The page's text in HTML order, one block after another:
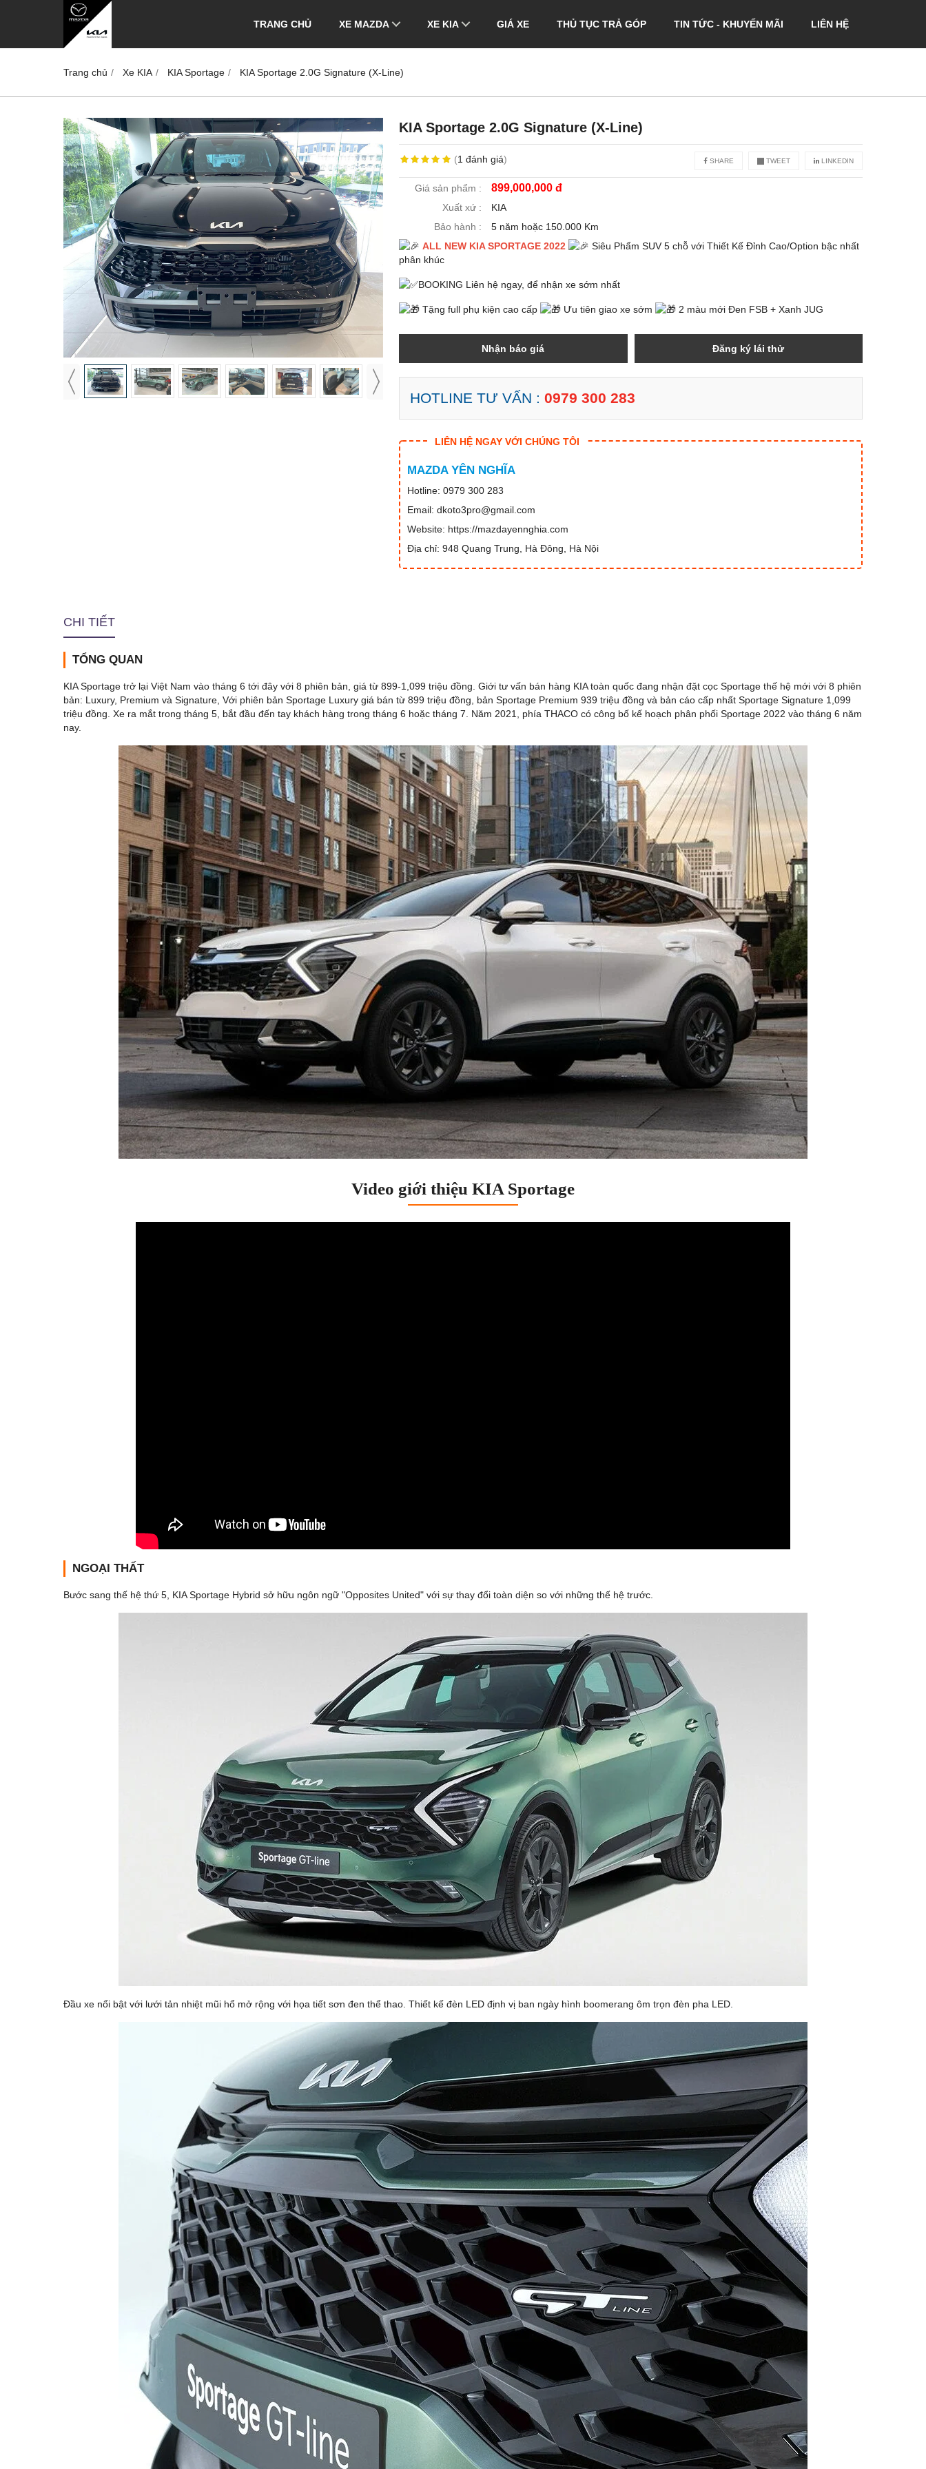
TRANG CHỦ XE MAZDA XE KIA GIÁ XE THỦ TỤC TRẢ GÓP TIN TỨC - KHUYẾN MÃI LIÊN HỆ
Trang chủ Xe KIA KIA Sportage KIA Sportage 2.0G Signature (X-Line)
KIA Sportage 2.0G Signature (X-Line)
(1đánh giá) SHARE TWEET LINKEDIN
Giá sản phẩm : 899,000,000 đ
Xuất xứ :
KIA
Bảo hành :
5 năm hoặc 150.000 Km
ALL NEW KIA SPORTAGE 2022
Siêu Phẩm SUV 5 chỗ với Thiết Kế Đỉnh Cao/Option bậc nhất
phân khúc
BOOKING Liên hệ ngay, để nhận xe sớm nhất
Tặng full phụ kiện cao cấp Ưu tiên giao xe sớm 2 màu mới Đen FSB + Xanh JUG
Nhận báo giá Đăng ký lái thử
HOTLINE TƯ VẤN :0979 300 283
LIÊN HỆ NGAY VỚI CHÚNG TÔI
MAZDA YÊN NGHĨA
Hotline: 0979 300 283
Email: dkoto3pro@gmail.com
Website: https://mazdayennghia.com
Địa chỉ: 948 Quang Trung, Hà Đông, Hà Nội
CHI TIẾT
TỔNG QUAN
KIA Sportage trở lại Việt Nam vào tháng 6 tới đây với 8 phiên bản, giá từ 899-1,099 triệu đồng. Giới tư vấn bán hàng KIA toàn quốc đang nhận đặt cọc Sportage thế hệ mới với 8 phiên
bản: Luxury, Premium và Signature, Với phiên bản Sportage Luxury giá bán từ 899 triệu đồng, bản Sportage Premium 939 triệu đồng và bản cáo cấp nhất Sportage Signature 1,099
triệu đồng. Xe ra mắt trong tháng 5, bắt đầu đến tay khách hàng trong tháng 6 hoặc tháng 7. Năm 2021, phía THACO có công bố kế hoạch phân phối Sportage 2022 vào tháng 6 năm
nay.
Video giới thiệu KIA Sportage
NGOẠI THẤT
Bước sang thế hệ thứ 5, KIA Sportage Hybrid sở hữu ngôn ngữ "Opposites United" với sự thay đổi toàn diện so với những thế hệ trước.
Đầu xe nổi bật với lưới tản nhiệt mũi hổ mở rộng với họa tiết sơn đen thể thao. Thiết kế đèn LED định vị ban ngày hình boomerang ôm trọn đèn pha LED.